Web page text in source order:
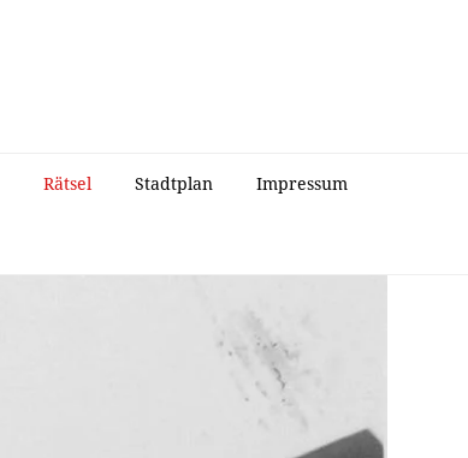
Rätsel Stadtplan Impressum